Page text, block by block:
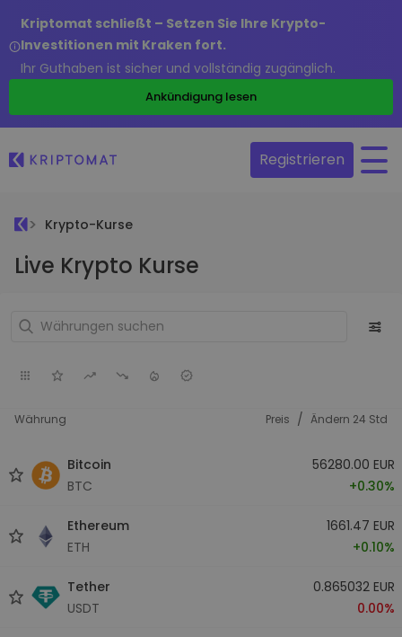
Kriptomat schließt – Setzen Sie Ihre Krypto-
Investitionen mit Kraken fort.
Ihr Guthaben ist sicher und vollständig zugänglich.
Ankündigung lesen
Registrieren
Krypto-Kurse
Live Krypto Kurse
Währung Preis / Ändern 24 Std
Bitcoin
BTC
56280.00 EUR
+0.30%
Ethereum
ETH
1661.47 EUR
+0.10%
Tether
USDT
0.865032 EUR
0.00%